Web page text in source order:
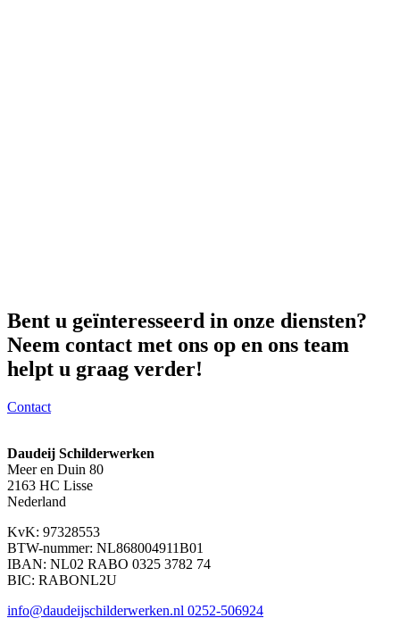
Bent u geïnteresseerd in onze diensten?
Neem contact met ons op en ons team
helpt u graag verder!
Contact
Daudeij Schilderwerken
Meer en Duin 80
2163 HC Lisse
Nederland
KvK: 97328553
BTW-nummer: NL868004911B01
IBAN: NL02 RABO 0325 3782 74
BIC: RABONL2U
info@daudeijschilderwerken.nl 0252-506924